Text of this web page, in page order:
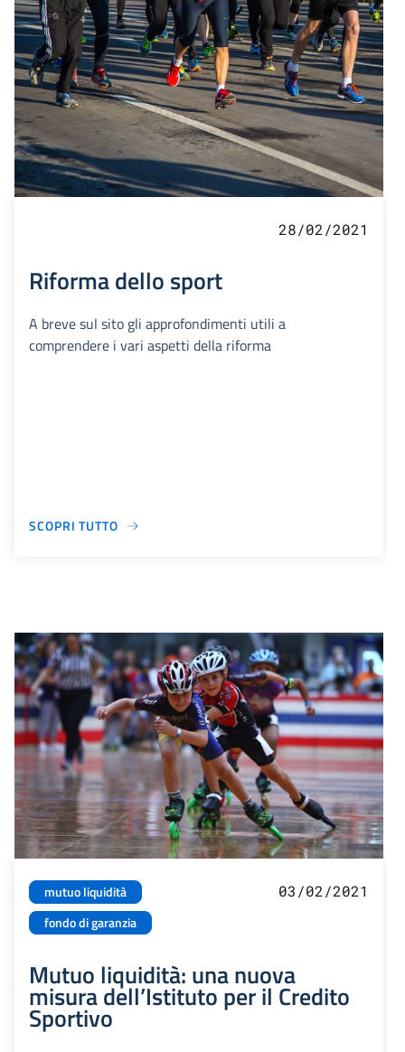
28/02/2021
Riforma dello sport
A breve sul sito gli approfondimenti utili a
comprendere i vari aspetti della riforma
SCOPRI TUTTO
mutuo liquidità
fondo di garanzia
03/02/2021
Mutuo liquidità: una nuova
misura dell’Istituto per il Credito
Sportivo